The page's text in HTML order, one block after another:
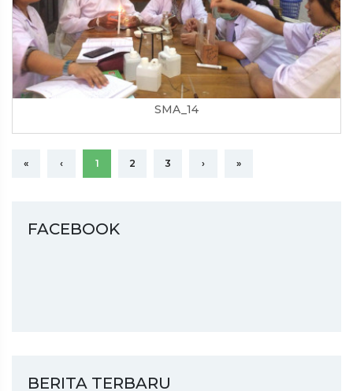
SMA_14
« ‹ 1 2 3 › »
FACEBOOK
BERITA TERBARU